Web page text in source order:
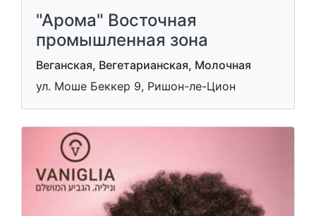
"Арома" Восточная
промышленная зона
Веганская, Вегетарианская, Молочная
ул. Моше Беккер 9, Ришон-ле-Цион